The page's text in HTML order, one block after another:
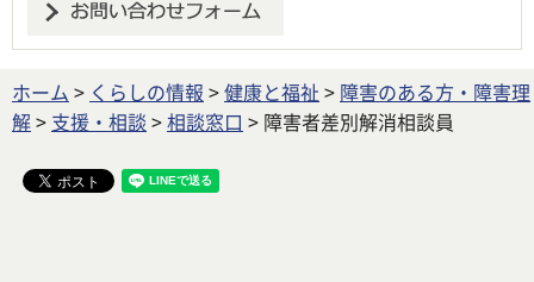
ホーム > くらしの情報 >健康と福祉 > 障害のある方・障害理
解> 支援・相談 >相談窓口 > 障害者差別解消相談員